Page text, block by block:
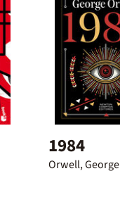
1984
Orwell, George